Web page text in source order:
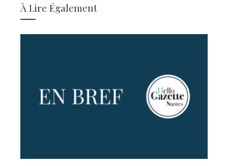
À Lire Également